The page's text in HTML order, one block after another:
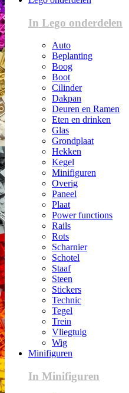
In Lego onderdelen
Auto
Beplanting
Boog
Boot
Cilinder
Dakpan
Deuren en Ramen
Eten en drinken
Glas
Grondplaat
Hekken
Kegel
Minifiguren
Overig
Paneel
Plaat
Power functions
Rails
Rots
Scharnier
Schotel
Staaf
Steen
Stickers
Technic
Tegel
Trein
Vliegtuig
Wig
Minifiguren
In Minifiguren